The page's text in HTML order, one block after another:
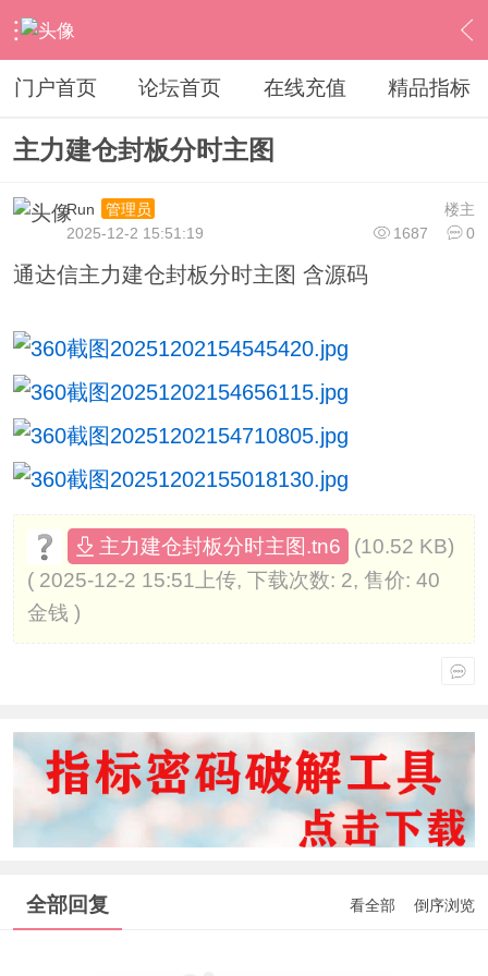
› 意见与建议 › 精品指标 › 内容
门户首页 论坛首页 在线充值 精品指标
主力建仓封板分时主图
楼主
Run
管理员
1687
0
2025-12-2 15:51:19
通达信主力建仓封板分时主图 含源码
主力建仓封板分时主图.tn6
(10.52 KB)
( 2025-12-2 15:51上传, 下载次数: 2, 售价: 40
金钱 )
全部回复 看全部 倒序浏览